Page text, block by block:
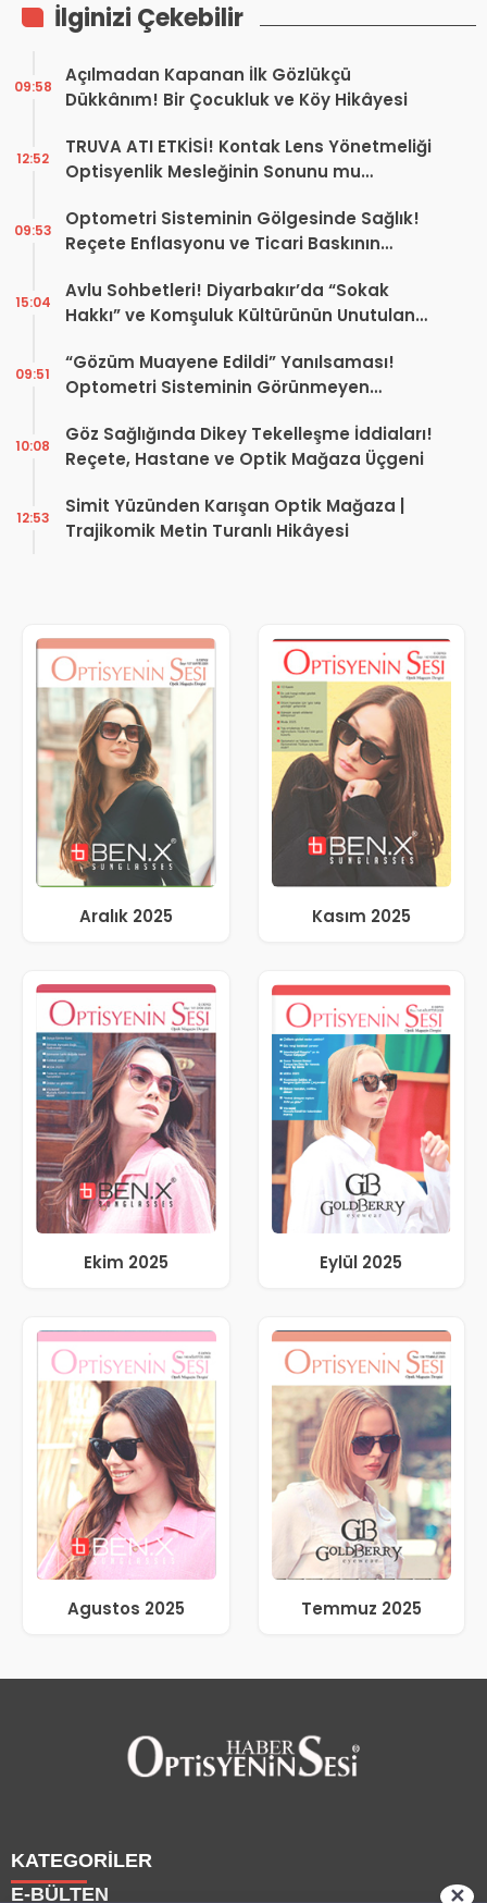
İlginizi Çekebilir
Açılmadan Kapanan İlk Gözlükçü
Dükkânım! Bir Çocukluk ve Köy Hikâyesi
09:58
TRUVA ATI ETKİSİ! Kontak Lens Yönetmeliği
Optisyenlik Mesleğinin Sonunu mu
12:52
Optometri Sisteminin Gölgesinde Sağlık!
Reçete Enflasyonu ve Ticari Baskının
09:53
Avlu Sohbetleri! Diyarbakır’da “Sokak
Hakkı” ve Komşuluk Kültürünün Unutulan
15:04
“Gözüm Muayene Edildi” Yanılsaması!
Optometri Sisteminin Görünmeyen
09:51
Göz Sağlığında Dikey Tekelleşme İddiaları!
Reçete, Hastane ve Optik Mağaza Üçgeni
10:08
Simit Yüzünden Karışan Optik Mağaza |
Trajikomik Metin Turanlı Hikâyesi
12:53
Aralık 2025 Kasım 2025
Ekim 2025 Eylül 2025
Agustos 2025 Temmuz 2025
KATEGORİLER
E-BÜLTEN
✕